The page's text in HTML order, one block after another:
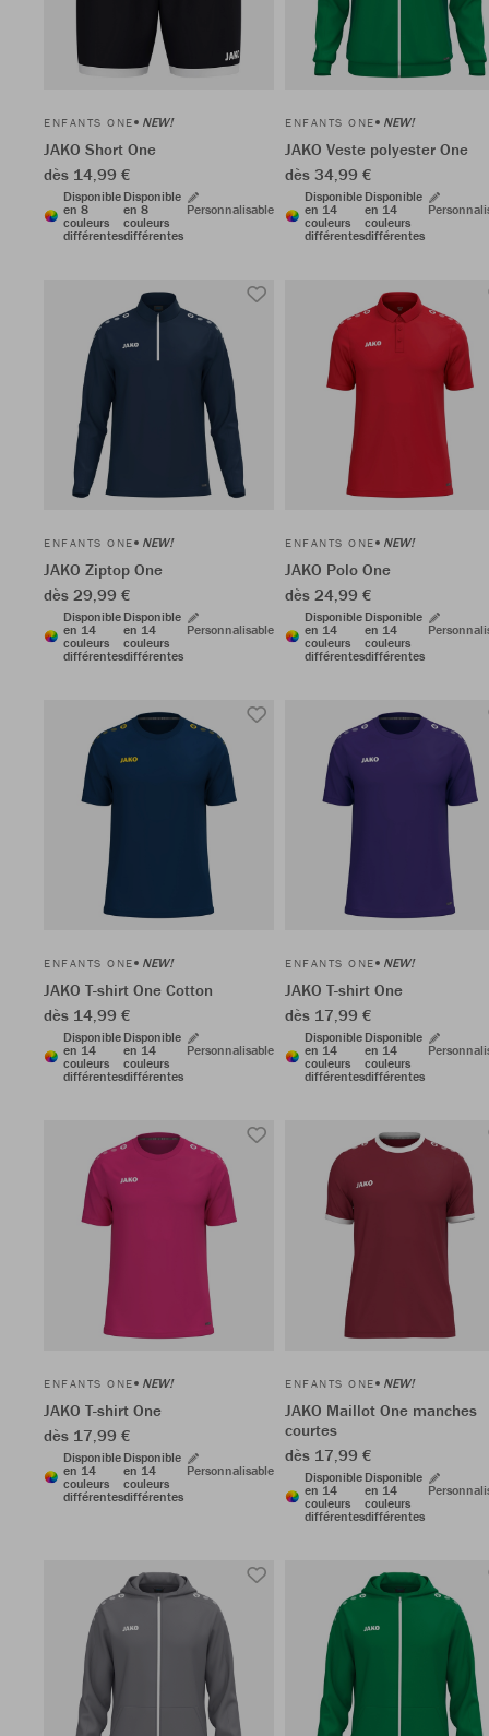
ENFANTS ONE NEW!
JAKO Short One
dès 14,99 €
Disponible
en 8
couleurs
différentes
Disponible
en 8
couleurs
différentes
Personnalisable
ENFANTS ONE NEW!
JAKO Veste polyester One
dès 34,99 €
Disponible
en 14
couleurs
différentes
Disponible
en 14
couleurs
différentes
ENFANTS ONE NEW!
JAKO Ziptop One
dès 29,99 €
Disponible
en 14
couleurs
différentes
Disponible
en 14
couleurs
différentes
Personnalisable
ENFANTS ONE NEW!
JAKO Polo One
dès 24,99 €
Disponible
en 14
couleurs
différentes
Disponible
en 14
couleurs
différentes
ENFANTS ONE NEW!
JAKO T-shirt One Cotton
dès 14,99 €
Disponible
en 14
couleurs
différentes
Disponible
en 14
couleurs
différentes
Personnalisable
ENFANTS ONE NEW!
JAKO T-shirt One
dès 17,99 €
Disponible
en 14
couleurs
différentes
Disponible
en 14
couleurs
différentes
ENFANTS ONE NEW!
JAKO T-shirt One
dès 17,99 €
Disponible
en 14
couleurs
différentes
Disponible
en 14
couleurs
différentes
Personnalisable
ENFANTS ONE NEW!
JAKO Maillot One manches
courtes
dès 17,99 €
Disponible
en 14
couleurs
différentes
Disponible
en 14
couleurs
différentes